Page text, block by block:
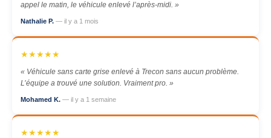
appel le matin, le véhicule enlevé l’après-midi. »
Nathalie P. — il y a 1 mois
★★★★★
« Véhicule sans carte grise enlevé à Trecon sans aucun problème.
L’équipe a trouvé une solution. Vraiment pro. »
Mohamed K. — il y a 1 semaine
★★★★★